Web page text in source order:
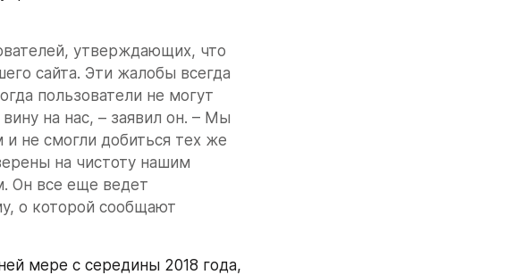
утверждающих, что
сайта. Эти жалобы всегда
пользователи не могут
на нас, – заявил он. – Мы
не смогли добиться тех же
на чистоту нашим
Он все еще ведет
о которой сообщают
мере с середины 2018 года,